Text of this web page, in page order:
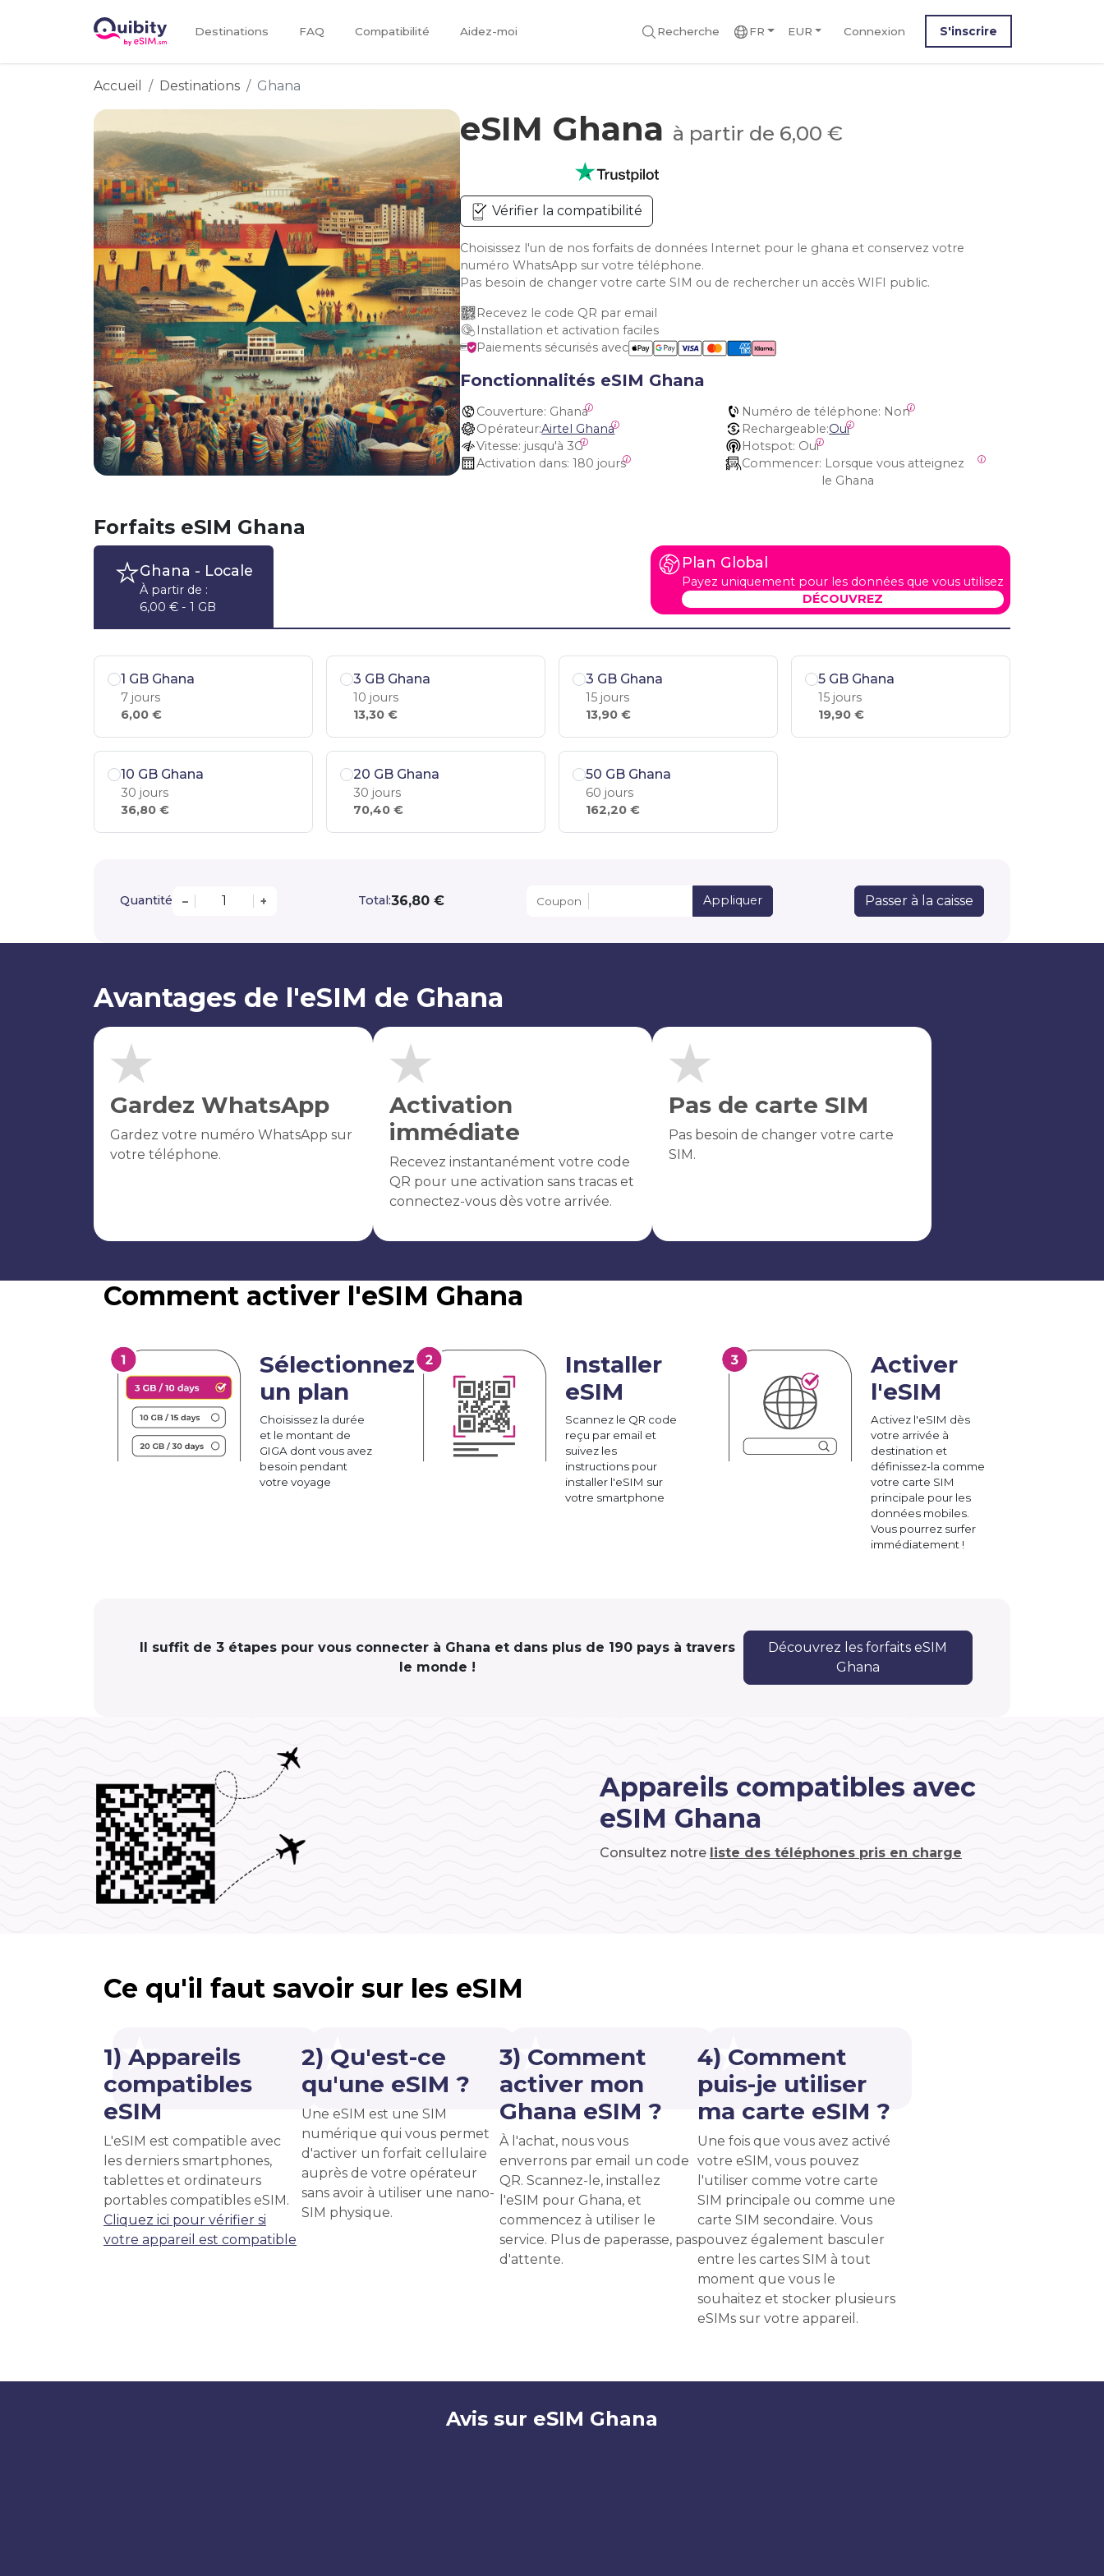
Destinations FAQ Compatibilité Aidez-moi Recherche FR EUR Connexion S'inscrire
Accueil Destinations Ghana
eSIM Ghana à partir de 6,00 €
Vérifier la compatibilité
Choisissez l'un de nos forfaits de données Internet pour le ghana et conservez votre
numéro WhatsApp sur votre téléphone.
Pas besoin de changer votre carte SIM ou de rechercher un accès WIFI public.
Recevez le code QR par email
Installation et activation faciles
Paiements sécurisés avec
Fonctionnalités eSIM Ghana
Couverture: Ghana Numéro de téléphone: Non
Opérateur:Airtel Ghana Rechargeable:Oui
Vitesse: jusqu'à 3G Hotspot: Oui
Activation dans: 180 jours Commencer:
le Ghana
Forfaits eSIM Ghana
Ghana - Locale
À partir de :
6,00 € - 1 GB
Plan Global
Payez uniquement pour les données que vous utilisez
DÉCOUVREZ
1 GB Ghana
7 jours
6,00 €
3 GB Ghana
10 jours
13,30 €
3 GB Ghana
15 jours
13,90 €
5 GB Ghana
15 jours
19,90 €
10 GB Ghana
30 jours
36,80 €
20 GB Ghana
30 jours
70,40 €
50 GB Ghana
60 jours
162,20 €
Quantité – + Total:36,80 € Coupon Appliquer Passer à la caisse
Avantages de l'eSIM de Ghana
Gardez WhatsApp
Gardez votre numéro WhatsApp sur
votre téléphone.
Activation
immédiate
Recevez instantanément votre code
QR pour une activation sans tracas et
connectez-vous dès votre arrivée.
Pas de carte SIM
Pas besoin de changer votre carte
SIM.
Comment activer l'eSIM Ghana
Sélectionnez
un plan
Choisissez la durée
et le montant de
GIGA dont vous avez
besoin pendant
votre voyage
Installer
eSIM
Scannez le QR code
reçu par email et
suivez les
instructions pour
installer l'eSIM sur
votre smartphone
Activer
l'eSIM
Activez l'eSIM dès
votre arrivée à
destination et
définissez-la comme
votre carte SIM
principale pour les
données mobiles.
Vous pourrez surfer
immédiatement !
Il suffit de 3 étapes pour vous connecter à Ghana et dans plus de 190 pays à travers
le monde !
Découvrez les forfaits eSIM
Ghana
Appareils compatibles avec
eSIM Ghana
Consultez notre liste des téléphones pris en charge
Ce qu'il faut savoir sur les eSIM
1) Appareils
compatibles
eSIM
L'eSIM est compatible avec
les derniers smartphones,
tablettes et ordinateurs
portables compatibles eSIM.
Cliquez ici pour vérifier si
votre appareil est compatible
2) Qu'est-ce
qu'une eSIM ?
Une eSIM est une SIM
numérique qui vous permet
d'activer un forfait cellulaire
auprès de votre opérateur
sans avoir à utiliser une nano-
SIM physique.
3) Comment
activer mon
Ghana eSIM ?
À l'achat, nous vous
enverrons par email un code
QR. Scannez-le, installez
l'eSIM pour Ghana, et
commencez à utiliser le
service. Plus de paperasse, pas
d'attente.
4) Comment
puis-je utiliser
ma carte eSIM ?
Une fois que vous avez activé
votre eSIM, vous pouvez
l'utiliser comme votre carte
SIM principale ou comme une
carte SIM secondaire. Vous
pouvez également basculer
entre les cartes SIM à tout
moment que vous le
souhaitez et stocker plusieurs
eSIMs sur votre appareil.
Avis sur eSIM Ghana